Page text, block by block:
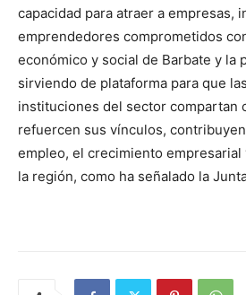
capacidad para atraer a empresas,
emprendedores comprometidos
económico y social de Barbate y la
sirviendo de plataforma para que
instituciones del sector compartan
refuercen sus vínculos,
empleo, el crecimiento
la región, como ha señalado la